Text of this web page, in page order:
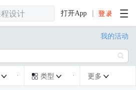
打开App
我的活动

  类型  更多 